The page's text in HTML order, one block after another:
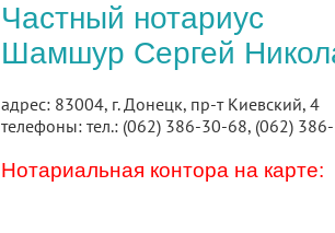
Частный нотариус
Шамшур Сергей
адрес: 83004, г. Донецк, пр-т Киевский, 4
телефоны: тел.: (062) 386-30-68, (062)
Нотариальная контора на карте: